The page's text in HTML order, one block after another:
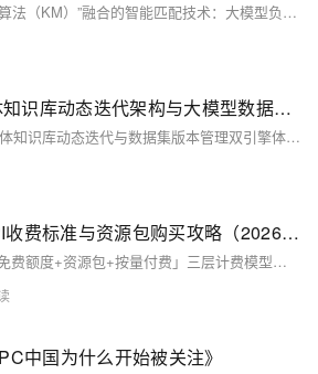
本文详解“大模型+匈牙利算法（KM）”融合的智能匹配技术：大模型负责语义理解与对齐，将非结构化文本（如岗位描述、简历）转化为0–100分量化权重；KM算法在此基础上求解带权二分图的全局最优匹配。该方案突破人工规则局限，实现精准、自适应、跨场景的智能配对，广泛适用于人岗匹配、题库组卷、客服问答等核心业务。
大模型应用：智能体知识库动态迭代架构与大模型数据集全链路版本管理实战.135
本文详解大模型时代智能体知识库动态迭代与数据集版本管理双引擎体系：前者实现知识实时增量更新、自动清洗与冷热分层，保障RAG时效性；后者依托DVC+Git、数据指纹与分支快照，确保训练数据可追溯、可回滚、合规稳定。二者协同构建“知识更新→样本沉淀→模型优化”闭环，兼顾实时性、准确性与工程可靠性。
💰 1688开放平台API收费标准与资源包购买攻略（2026最新版）
1688开放平台API采用「免费额度+资源包+按量付费」三层计费模型：基础接口（商品/订单/物流）免费但限QPS；高频或实时库存、分销等需购年费资源包；超量部分按次计费（约0.001元/次）。合理配置可零成本支撑中小B2B系统。
中国为什么开始被关注》